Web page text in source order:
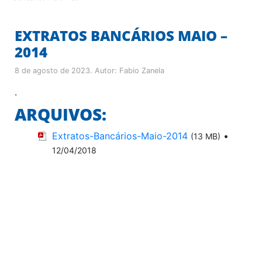
EXTRATOS BANCÁRIOS MAIO –
2014
8 de agosto de 2023. Autor: Fabio Zanela
.
ARQUIVOS:
Extratos-Bancários-Maio-2014 (13 MB) •
12/04/2018